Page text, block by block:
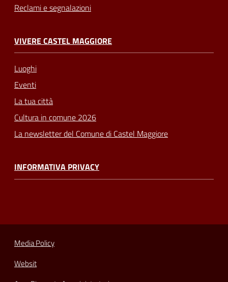
Reclami e segnalazioni
VIVERE CASTEL MAGGIORE
Luoghi
Eventi
La tua città
Cultura in comune 2026
La newsletter del Comune di Castel Maggiore
INFORMATIVA PRIVACY
Media Policy
Websit